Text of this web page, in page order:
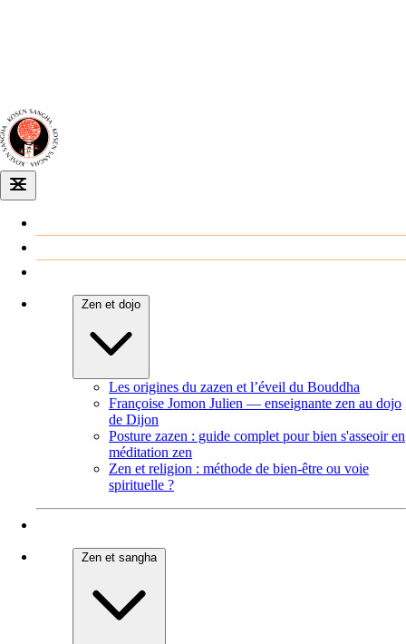
Zen et dojo
Les origines du zazen et l’éveil du Bouddha
Françoise Jomon Julien — enseignante zen au dojo
de Dijon
Posture zazen : guide complet pour bien s'asseoir en
méditation zen
Zen et religion : méthode de bien-être ou voie
spirituelle ?
Zen et sangha